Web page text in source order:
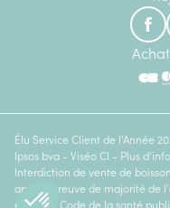
Élu Service Client de l'Année
Ipsos bva - Viséo CI - Plus
Interdiction de vente de
ans. La preuve de majorité de
en ligne. Code de la santé